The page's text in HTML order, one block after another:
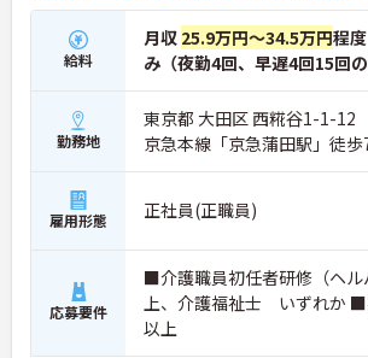
給料
月収 25.9万円～34.5万円程
み（夜勤4回、早遅4回15回の
勤務地
東京都 大田区 西糀谷1-1-12
京急本線「京急蒲田駅」徒歩
雇用形態 正社員(正職員)
応募要件
■介護職員初任者研修（ヘル
上、介護福祉士 いずれか ■
以上